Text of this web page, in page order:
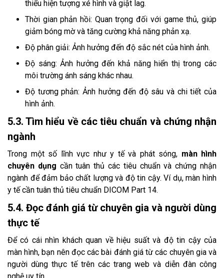
thiểu hiện tượng xé hình và giật lag.
Thời gian phản hồi: Quan trọng đối với game thủ, giúp
giảm bóng mờ và tăng cường khả năng phản xạ.
Độ phân giải: Ảnh hưởng đến độ sắc nét của hình ảnh.
Độ sáng: Ảnh hưởng đến khả năng hiển thị trong các
môi trường ánh sáng khác nhau.
Độ tương phản: Ảnh hưởng đến độ sâu và chi tiết của
hình ảnh.
5.3. Tìm hiểu về các tiêu chuẩn và chứng nhận
ngành
Trong một số lĩnh vực như y tế và phát sóng, màn hình
chuyên dụng cần tuân thủ các tiêu chuẩn và chứng nhận
ngành để đảm bảo chất lượng và độ tin cậy. Ví dụ, màn hình
y tế cần tuân thủ tiêu chuẩn DICOM Part 14.
5.4. Đọc đánh giá từ chuyên gia và người dùng
thực tế
Để có cái nhìn khách quan về hiệu suất và độ tin cậy của
màn hình, bạn nên đọc các bài đánh giá từ các chuyên gia và
người dùng thực tế trên các trang web và diễn đàn công